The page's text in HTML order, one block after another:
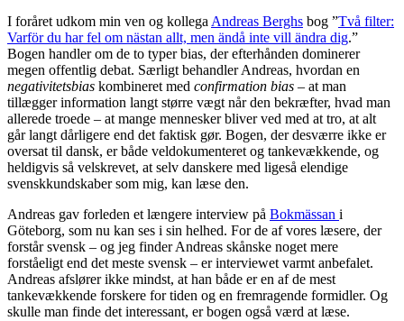
I foråret udkom min ven og kollega Andreas Berghs bog ”Två filter:
Varför du har fel om nästan allt, men ändå inte vill ändra dig.”
Bogen handler om de to typer bias, der efterhånden dominerer
megen offentlig debat. Særligt behandler Andreas, hvordan en
negativitetsbias kombineret med confirmation bias – at man
tillægger information langt større vægt når den bekræfter, hvad man
allerede troede – at mange mennesker bliver ved med at tro, at alt
går langt dårligere end det faktisk gør. Bogen, der desværre ikke er
oversat til dansk, er både veldokumenteret og tankevækkende, og
heldigvis så velskrevet, at selv danskere med ligeså elendige
svenskkundskaber som mig, kan læse den.
Andreas gav forleden et længere interview på Bokmässan i
Göteborg, som nu kan ses i sin helhed. For de af vores læsere, der
forstår svensk – og jeg finder Andreas skånske noget mere
forståeligt end det meste svensk – er interviewet varmt anbefalet.
Andreas afslører ikke mindst, at han både er en af de mest
tankevækkende forskere for tiden og en fremragende formidler. Og
skulle man finde det interessant, er bogen også værd at læse.